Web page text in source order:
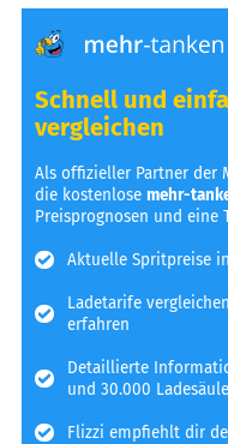
Schnell und
vergleichen
Als offizieller Partner der
die kostenlosemehr-
Preisprognosen und eine
Aktuelle Spritpreise
Ladetarife
erfahren
Detaillierte
und 30.000
Flizzi empfiehlt dir